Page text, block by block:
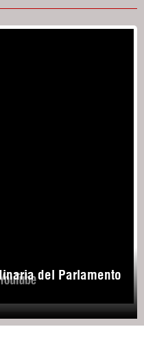
del Parlamento